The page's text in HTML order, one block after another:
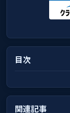
目次
関連記事